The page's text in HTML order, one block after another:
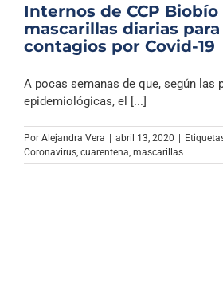
Columnas
Música Clásica
Especiales
Internos de CCP
mascarillas diarias
contagios por Covid-19
A pocas semanas de que, según las
epidemiológicas, el [...]
Por Alejandra Vera | abril 13, 2020 |
Coronavirus cuarentena mascarillas